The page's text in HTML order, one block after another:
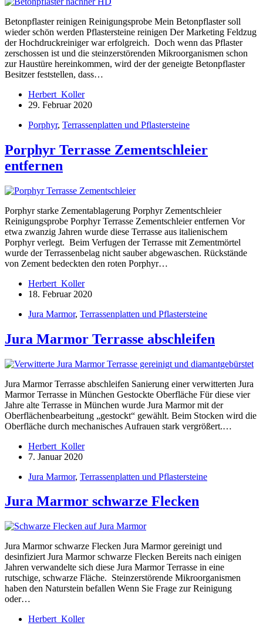
Betonpflaster reinigen Reinigungsprobe Mein Betonpflaster soll
wieder schön werden Pflastersteine reinigen Der Marketing Feldzug
der Hochdruckreiniger war erfolgreich. Doch wenn das Pflaster
zerschossen ist und die steinzerstörenden Mikroorganismen schon
zur Haustüre hereinkommen, wird der der geneigte Betonpflaster
Besitzer feststellen, dass…
Herbert_Koller
29. Februar 2020
Porphyr, Terrassenplatten und Pflastersteine
Porphyr Terrasse Zementschleier
entfernen
Porphyr starke Zementablagerung Porphyr Zementschleier
Reinigungsprobe Porphyr Terrasse Zementschleier entfernen Vor
etwa zwanzig Jahren wurde diese Terrasse aus italienischem
Porphyr verlegt. Beim Verfugen der Terrasse mit Zementmörtel
wurde der Terrassenbelag nicht sauber abgewaschen. Rückstände
von Zement bedeckten den roten Porphyr…
Herbert_Koller
18. Februar 2020
Jura Marmor, Terrassenplatten und Pflastersteine
Jura Marmor Terrasse abschleifen
Jura Marmor Terrasse abschleifen Sanierung einer verwitterten Jura
Marmor Terrasse in München Gestockte Oberfläche Für diese vier
Jahre alte Terrasse in München wurde Jura Marmor mit der
Oberflächenbearbeitung „gestockt“ gewählt. Beim Stocken wird die
Oberfläche durch mechanisches Aufrauen stark vergrößert.…
Herbert_Koller
7. Januar 2020
Jura Marmor, Terrassenplatten und Pflastersteine
Jura Marmor schwarze Flecken
Jura Marmor schwarze Flecken Jura Marmor gereinigt und
desinfiziert Jura Marmor schwarze Flecken Bereits nach einigen
Jahren verwandelte sich diese Jura Marmor Terrasse in eine
rutschige, schwarze Fläche. Steinzerstörende Mikroorganismen
haben den Naturstein befallen Wenn Sie Frage zur Reinigung
oder…
Herbert_Koller